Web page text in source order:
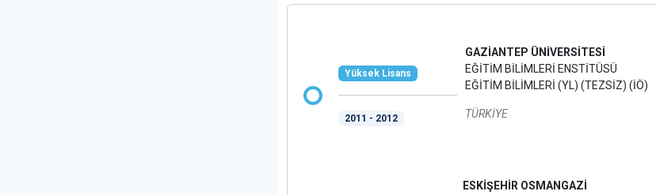
Yüksek Lisans
2011 - 2012
GAZİANTEP ÜNİVERSİTESİ
EĞİTİM BİLİMLERİ ENSTİTÜSÜ
EĞİTİM BİLİMLERİ (YL) (TEZSİZ) (İÖ)
TÜRKİYE
ESKİŞEHİR OSMANGAZİ